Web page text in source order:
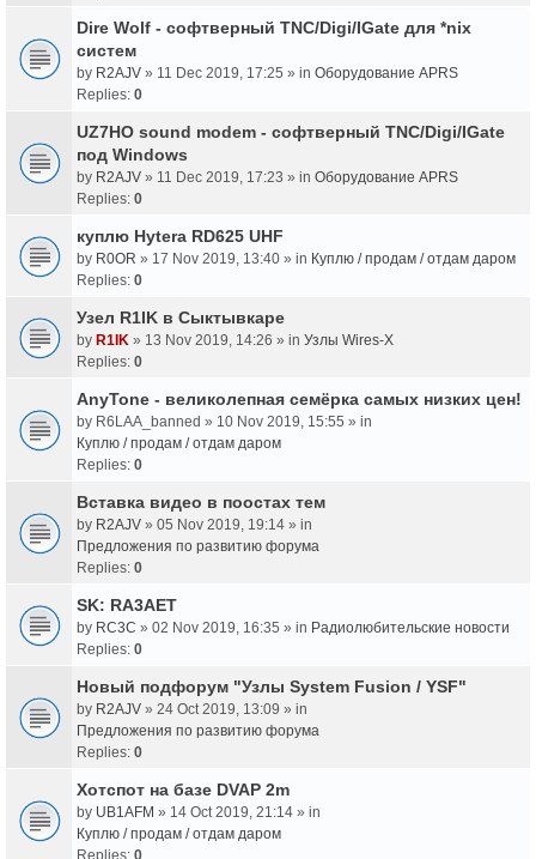
Dire Wolf - cофтверный TNC/Digi/IGate для *nix
систем
by R2AJV » 11 Dec 2019, 17:25 » in Оборудование APRS
Replies: 0
UZ7HO sound modem - cофтверный TNC/Digi/IGate
под Windows
by R2AJV » 11 Dec 2019, 17:23 » in Оборудование APRS
Replies: 0
куплю Hytera RD625 UHF
by R0OR » 17 Nov 2019, 13:40 » in Куплю / продам / отдам даром
Replies: 0
Узел R1IK в Сыктывкаре
by R1IK » 13 Nov 2019, 14:26 » in Узлы Wires-X
Replies: 0
AnyTone - великолепная семёрка самых низких цен!
by R6LAA_banned » 10 Nov 2019, 15:55 » in
Куплю / продам / отдам даром
Replies: 0
Вставка видео в поостах тем
by R2AJV » 05 Nov 2019, 19:14 » in
Предложения по развитию форума
Replies: 0
SK: RA3AET
by RC3C » 02 Nov 2019, 16:35 » in Радиолюбительские новости
Replies: 0
Новый подфорум "Узлы System Fusion / YSF"
by R2AJV » 24 Oct 2019, 13:09 » in
Предложения по развитию форума
Replies: 0
Хотспот на базе DVAP 2m
by UB1AFM » 14 Oct 2019, 21:14 » in
Куплю / продам / отдам даром
Replies: 0